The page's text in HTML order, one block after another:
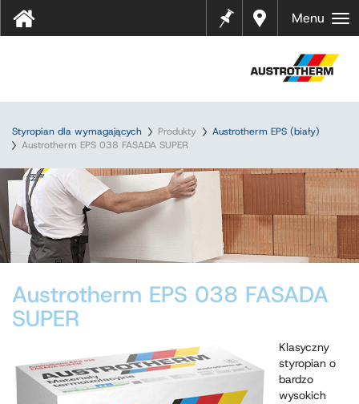
Gdzie
kupić
Notes
Menu
Styropian dla wymagających Produkty
Austrotherm EPS (biały)
Austrotherm EPS 038 FASADA SUPER
Austrotherm EPS 038 FASADA
SUPER
Klasyczny
styropian o
bardzo
wysokich